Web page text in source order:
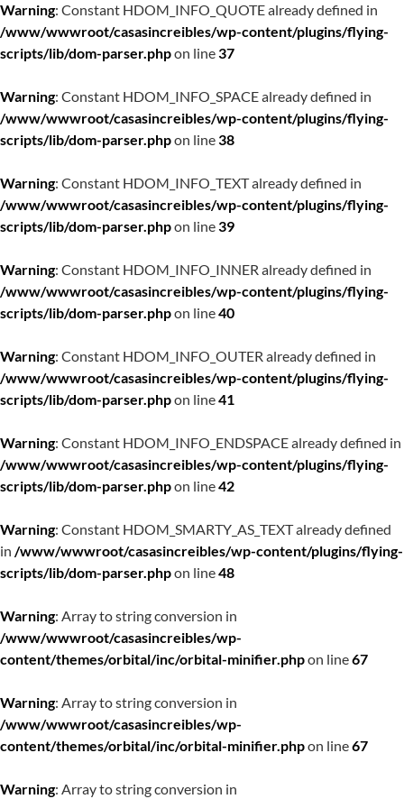
Warning: Constant HDOM_INFO_QUOTE already defined in
/www/wwwroot/casasincreibles/wp-content/plugins/flying-
scripts/lib/dom-parser.phpon line37
Warning: Constant HDOM_INFO_SPACE already defined in
/www/wwwroot/casasincreibles/wp-content/plugins/flying-
scripts/lib/dom-parser.phpon line38
Warning: Constant HDOM_INFO_TEXT already defined in
/www/wwwroot/casasincreibles/wp-content/plugins/flying-
scripts/lib/dom-parser.phpon line39
Warning: Constant HDOM_INFO_INNER already defined in
/www/wwwroot/casasincreibles/wp-content/plugins/flying-
scripts/lib/dom-parser.phpon line40
Warning: Constant HDOM_INFO_OUTER already defined in
/www/wwwroot/casasincreibles/wp-content/plugins/flying-
scripts/lib/dom-parser.phpon line41
Warning: Constant HDOM_INFO_ENDSPACE already defined in
/www/wwwroot/casasincreibles/wp-content/plugins/flying-
scripts/lib/dom-parser.phpon line42
Warning: Constant HDOM_SMARTY_AS_TEXT already defined
in /www/wwwroot/casasincreibles/wp-content/plugins/flying-
scripts/lib/dom-parser.phpon line48
Warning: Array to string conversion in
/www/wwwroot/casasincreibles/wp-
content/themes/orbital/inc/orbital-minifier.phpon line67
Warning: Array to string conversion in
/www/wwwroot/casasincreibles/wp-
content/themes/orbital/inc/orbital-minifier.phpon line67
Warning: Array to string conversion in